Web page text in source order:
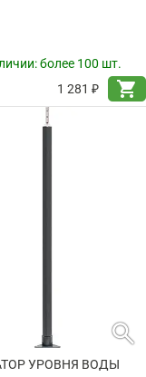
более 100 шт.
1 281 ₽
shopping_cart
search
УРОВНЯ ВОДЫ